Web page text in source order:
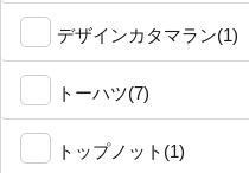
デザインカタマラン(1)
トーハツ(7)
トップノット(1)